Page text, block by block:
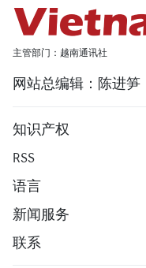
主管部门：越南通讯社
网站总编辑：陈进笋
知识产权
RSS
语言
新闻服务
联系